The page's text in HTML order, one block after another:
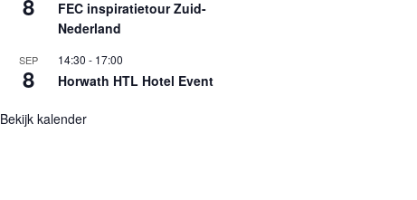
8
FEC inspiratietour Zuid-
Nederland
SEP
8
14:30 - 17:00
Horwath HTL Hotel Event
Bekijk kalender